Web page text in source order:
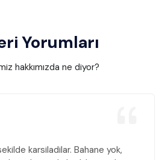
Yorumları
hakkımızda ne diyor?
karsiladilar. Bahane yok,